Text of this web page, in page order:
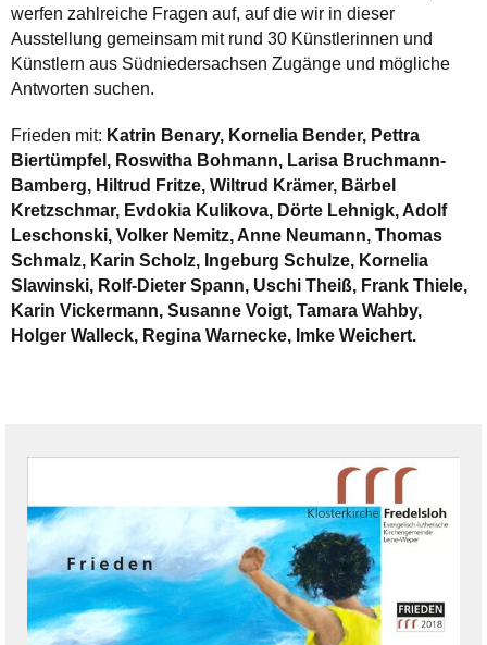
werfen zahlreiche Fragen auf, auf die wir in dieser
Ausstellung gemeinsam mit rund 30 Künstlerinnen und
Künstlern aus Südniedersachsen Zugänge und mögliche
Antworten suchen.
Frieden mit: Katrin Benary, Kornelia Bender, Pettra
Biertümpfel, Roswitha Bohmann, Larisa Bruchmann-
Bamberg, Hiltrud Fritze, Wiltrud Krämer, Bärbel
Kretzschmar, Evdokia Kulikova, Dörte Lehnigk, Adolf
Leschonski, Volker Nemitz, Anne Neumann, Thomas
Schmalz, Karin Scholz, Ingeburg Schulze, Kornelia
Slawinski, Rolf-Dieter Spann, Uschi Theiß, Frank Thiele,
Karin Vickermann, Susanne Voigt, Tamara Wahby,
Holger Walleck, Regina Warnecke, Imke Weichert.